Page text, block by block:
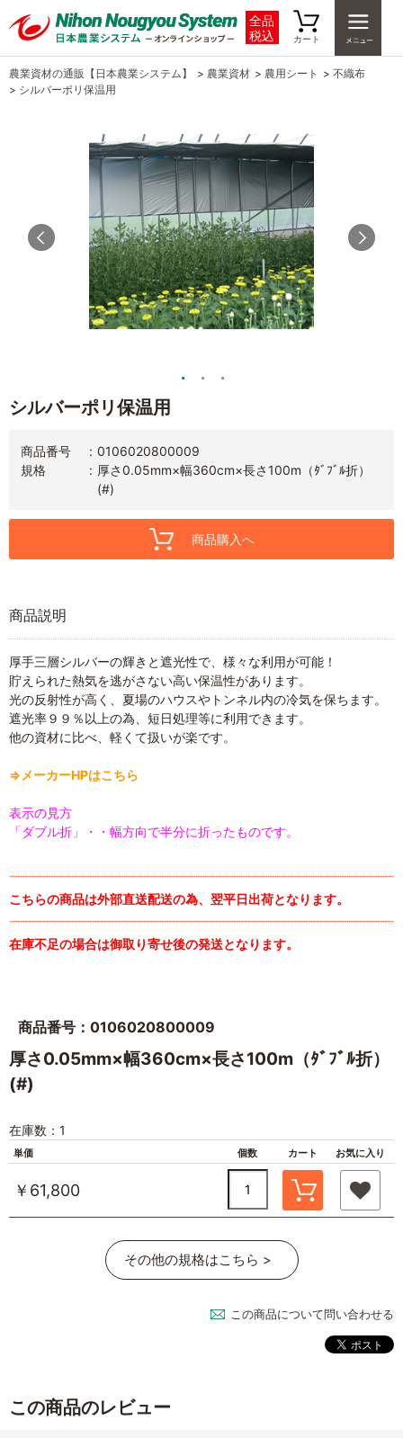
全品
税込
カート
農業資材の通販【日本農業システム】 > 農業資材 > 農用シート > 不織布
> シルバーポリ保温用
シルバーポリ保温用
商品番号
0106020800009
規格
厚さ0.05mm×幅360cm×長さ100m（ﾀﾞﾌﾞﾙ折）
(#)
商品購入へ
商品説明
厚手三層シルバーの輝きと遮光性で、様々な利用が可能！
貯えられた熱気を逃がさない高い保温性があります。
光の反射性が高く、夏場のハウスやトンネル内の冷気を保ちます。
遮光率９９％以上の為、短日処理等に利用できます。
他の資材に比べ、軽くて扱いが楽です。
⇒メーカーHPはこちら
表示の見方
「ダブル折」・・幅方向で半分に折ったものです。
こちらの商品は外部直送配送の為、翌平日出荷となります。
在庫不足の場合は御取り寄せ後の発送となります。
商品番号：0106020800009
厚さ0.05mm×幅360cm×長さ100m（ﾀﾞﾌﾞﾙ折）
(#)
在庫数：1
単価 個数 カート お気に入り
￥61,800
その他の規格はこちら >
この商品について問い合わせる
この商品のレビュー